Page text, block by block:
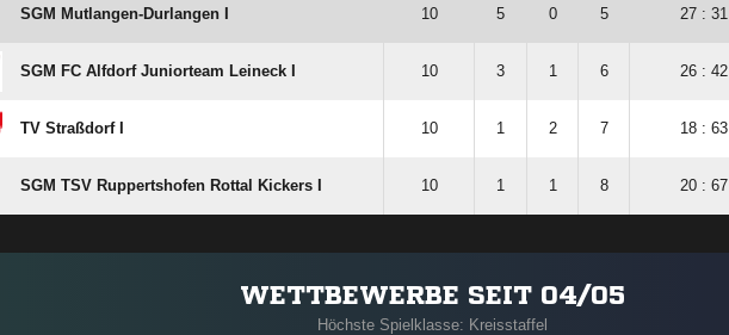
SGM Mutlangen-Durlangen I 10 5 0 5 27 : 31
SGM FC Alfdorf Juniorteam Leineck I 10 3 1 6 26 : 42
TV Straßdorf I 10 1 2 7 18 : 63
SGM TSV Ruppertshofen Rottal Kickers I 10 1 1 8 20 : 67
WETTBEWERBE SEIT 04/05
Höchste Spielklasse: Kreisstaffel